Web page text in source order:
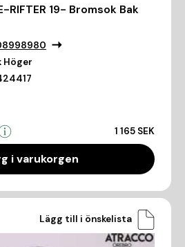
RIFTER 19- Bromsok Bak
Höger
1 165 SEK
i varukorgen
Lägg till i önskelista